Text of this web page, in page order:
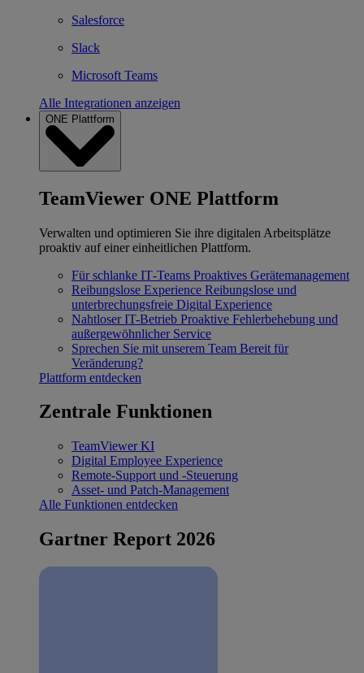
Salesforce
Slack
Microsoft Teams
Alle Integrationen anzeigen
ONE Plattform
TeamViewer ONE Plattform
Verwalten und optimieren Sie ihre digitalen Arbeitsplätze
proaktiv auf einer einheitlichen Plattform.
Für schlanke IT‐Teams Proaktives Gerätemanagement
Reibungslose Experience Reibungslose und
unterbrechungsfreie Digital Experience
Nahtloser IT-Betrieb Proaktive Fehlerbehebung und
außergewöhnlicher Service
Sprechen Sie mit unserem Team Bereit für
Veränderung?
Plattform entdecken
Zentrale Funktionen
TeamViewer KI
Digital Employee Experience
Remote-Support und -Steuerung
Asset- und Patch-Management
Alle Funktionen entdecken
Gartner Report 2026